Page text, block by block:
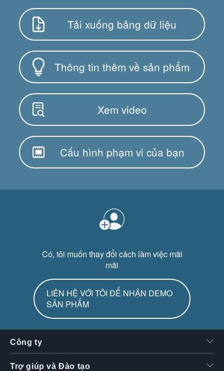
Tải xuống bảng dữ liệu
Thông tin thêm về sản phẩm
Xem video
Cấu hình phạm vi của bạn
Có, tôi muốn thay đổi cách làm việc mãi
mãi
LIÊN HỆ VỚI TÔI ĐỂ NHẬN DEMO
SẢN PHẨM
Công ty
Trợ giúp và Đào tạo